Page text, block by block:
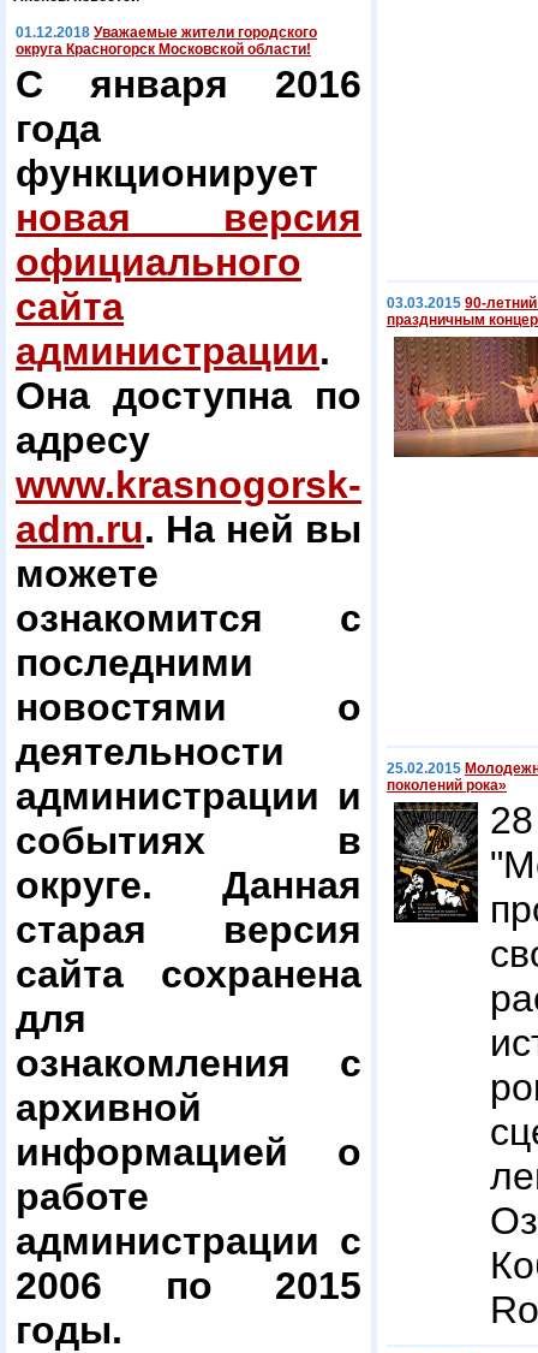
01.12.2018 Уважаемые жители городского
округа Красногорск Московской области!
С января 2016
года
функционирует
новая версия
официального
сайта
администрации.
Она доступна по
адресу
www.krasnogorsk-
adm.ru. На ней вы
можете
ознакомится с
последними
новостями о
деятельности
администрации и
событиях в
округе. Данная
старая версия
сайта сохранена
для
ознакомления с
архивной
информацией о
работе
администрации с
2006 по 2015
годы.
03.03.2015 90-
праздничным
25.02.2015
поколений рока»